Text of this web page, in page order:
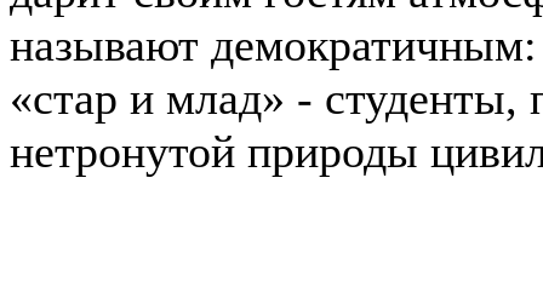
называют демократичным:
«стар и млад» -
нетронутой природы